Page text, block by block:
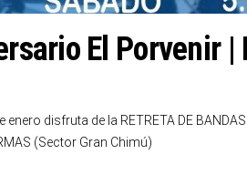
El Porvenir
enero disfruta de la RETRETA DE BANDAS
(Sector Gran Chimú)